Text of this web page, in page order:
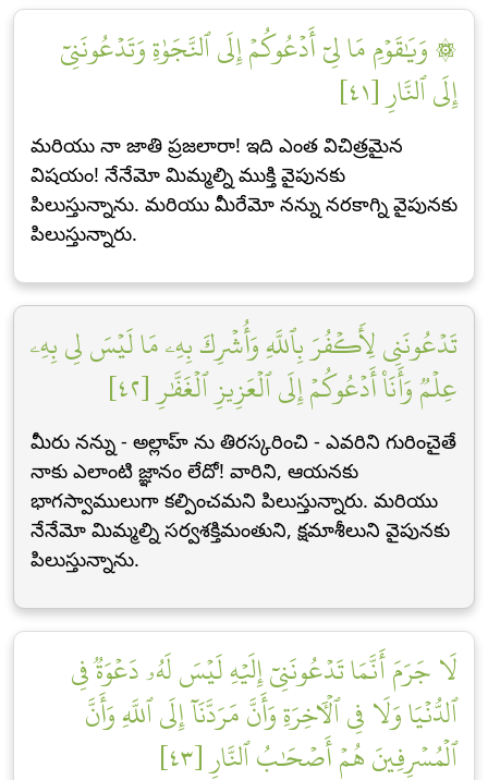
۞ وَيَٰقَوۡمِ مَا لِيٓ أَدۡعُوكُمۡ إِلَى ٱلنَّجَوٰةِ وَتَدۡعُونَنِيٓ
إِلَى ٱلنَّارِ [٤١]
మరియు నా జాతి ప్రజలారా! ఇది ఎంత విచిత్రమైన
విషయం! నేనేమో మిమ్మల్ని ముక్తి వైపునకు
పిలుస్తున్నాను. మరియు మీరేమో నన్ను నరకాగ్ని వైపునకు
పిలుస్తున్నారు.
تَدۡعُونَنِي لِأَكۡفُرَ بِٱللَّهِ وَأُشۡرِكَ بِهِۦ مَا لَيۡسَ لِي بِهِۦ
عِلۡمٞ وَأَنَا۠ أَدۡعُوكُمۡ إِلَى ٱلۡعَزِيزِ ٱلۡغَفَّٰرِ [٤٢]
మీరు నన్ను - అల్లాహ్ ను తిరస్కరించి - ఎవరిని గురించైతే
నాకు ఎలాంటి జ్ఞానం లేదో! వారిని, ఆయనకు
భాగస్వాములుగా కల్పించమని పిలుస్తున్నారు. మరియు
నేనేమో మిమ్మల్ని సర్వశక్తిమంతుని, క్షమాశీలుని వైపునకు
పిలుస్తున్నాను.
لَا جَرَمَ أَنَّمَا تَدۡعُونَنِيٓ إِلَيۡهِ لَيۡسَ لَهُۥ دَعۡوَةٞ فِي
ٱلدُّنۡيَا وَلَا فِي ٱلۡأٓخِرَةِ وَأَنَّ مَرَدَّنَآ إِلَى ٱللَّهِ وَأَنَّ
ٱلۡمُسۡرِفِينَ هُمۡ أَصۡحَٰبُ ٱلنَّارِ [٤٣]